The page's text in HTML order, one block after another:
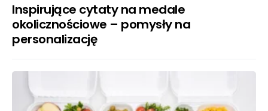
Inspirujące cytaty na medale
okolicznościowe – pomysły na
personalizację